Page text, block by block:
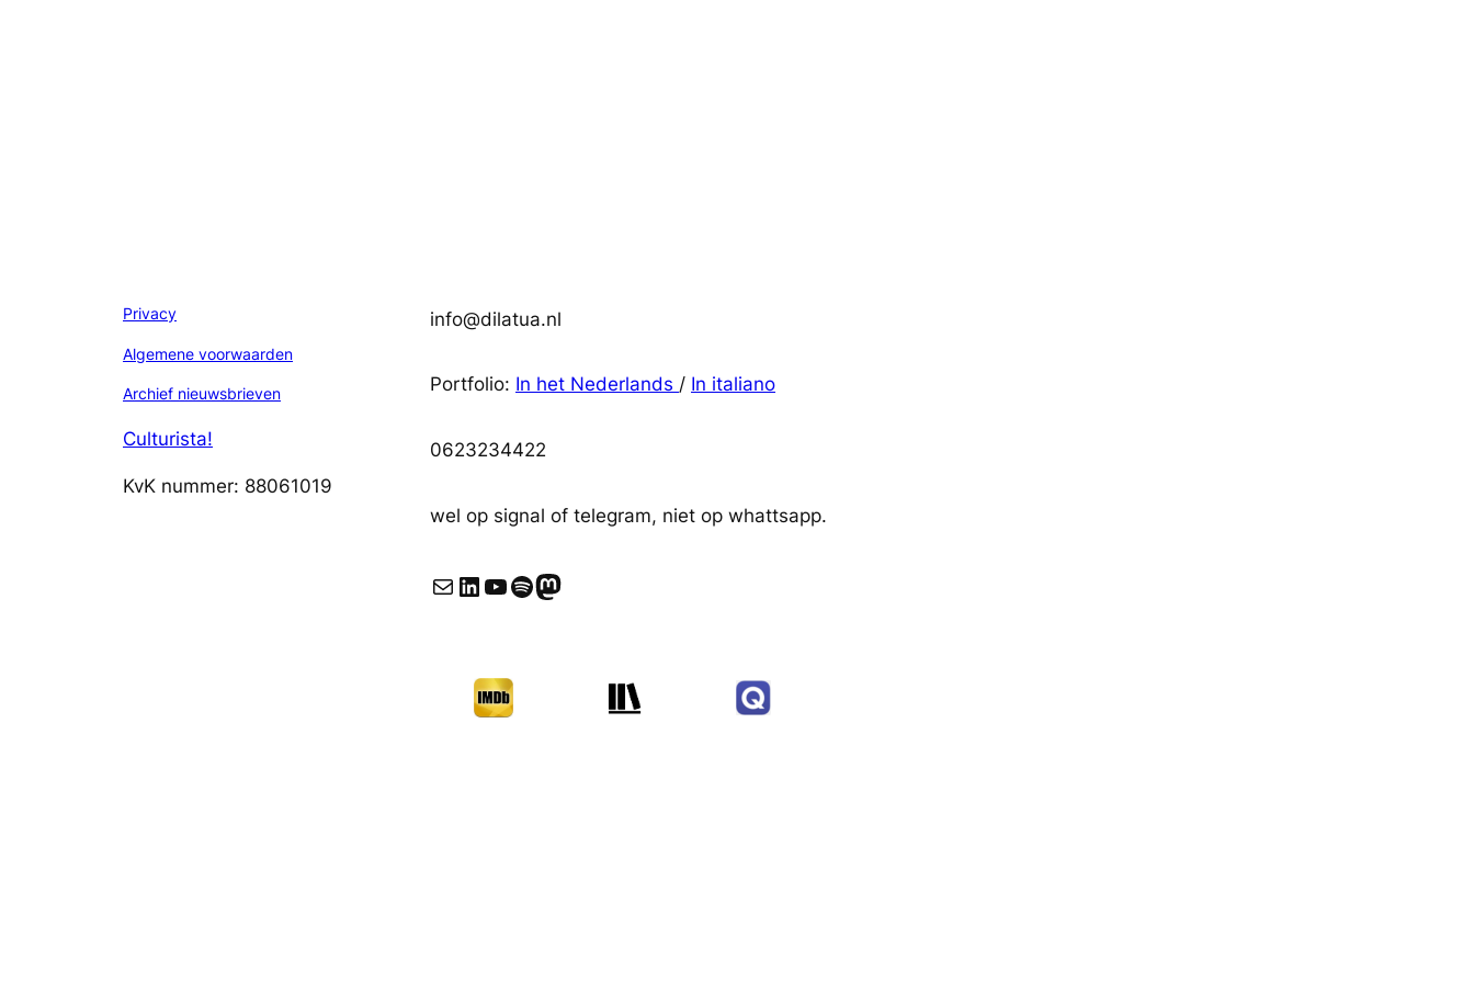
Privacy
Algemene voorwaarden
Archief nieuwsbrieven
Culturista!
KvK nummer: 88061019
info@dilatua.nl
Portfolio: In het Nederlands / In italiano
0623234422
wel op signal of telegram, niet op whattsapp.
E-mail LinkedIn YouTube Spotify Mastodon